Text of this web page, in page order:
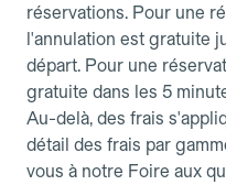
réservations. Pour une
l'annulation est gratuite
départ. Pour une
gratuite dans les 5
Au-delà, des frais
détail des frais par
vous à notre Foire aux